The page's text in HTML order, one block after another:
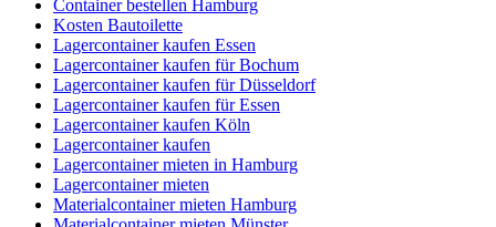
Container bestellen Hamburg
Kosten Bautoilette
Lagercontainer kaufen Essen
Lagercontainer kaufen für Bochum
Lagercontainer kaufen für Düsseldorf
Lagercontainer kaufen für Essen
Lagercontainer kaufen Köln
Lagercontainer kaufen
Lagercontainer mieten in Hamburg
Lagercontainer mieten
Materialcontainer mieten Hamburg